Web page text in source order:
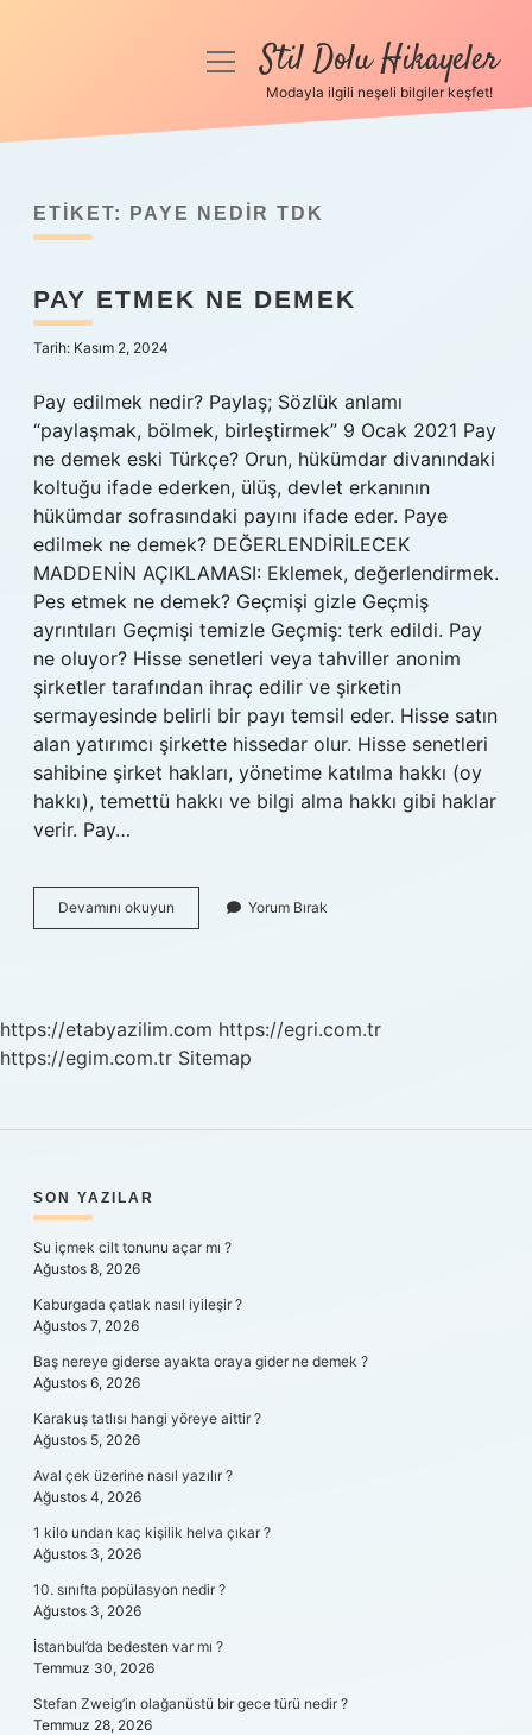
Anasayfa
Yasal Uyarı
Hakkımızda
menüyüStil Dolu Hikayeler
Modayla ilgili neşeli bilgiler keşfet!
ETIKET: PAYE NEDIR TDK
PAY ETMEK NE DEMEK
Tarih: Kasım 2, 2024
Pay edilmek nedir? Paylaş; Sözlük anlamı
“paylaşmak, bölmek, birleştirmek” 9 Ocak 2021 Pay
ne demek eski Türkçe? Orun, hükümdar divanındaki
koltuğu ifade ederken, ülüş, devlet erkanının
hükümdar sofrasındaki payını ifade eder. Paye
edilmek ne demek? DEĞERLENDİRİLECEK
MADDENİN AÇIKLAMASI: Eklemek, değerlendirmek.
Pes etmek ne demek? Geçmişi gizle Geçmiş
ayrıntıları Geçmişi temizle Geçmiş: terk edildi. Pay
ne oluyor? Hisse senetleri veya tahviller anonim
şirketler tarafından ihraç edilir ve şirketin
sermayesinde belirli bir payı temsil eder. Hisse satın
alan yatırımcı şirkette hissedar olur. Hisse senetleri
sahibine şirket hakları, yönetime katılma hakkı (oy
hakkı), temettü hakkı ve bilgi alma hakkı gibi haklar
verir. Pay…
Devamını okuyun
Etmek
Yorum Bırak
https://etabyazilim.com https://egri.com.tr
https://egim.com.tr Sitemap
SIDEBAR
SON YAZILAR
Su içmek cilt tonunu açar mı ?
Ağustos 8, 2026
Kaburgada çatlak nasıl iyileşir ?
Ağustos 7, 2026
Baş nereye giderse ayakta oraya gider ne demek ?
Ağustos 6, 2026
Karakuş tatlısı hangi yöreye aittir ?
Ağustos 5, 2026
Aval çek üzerine nasıl yazılır ?
Ağustos 4, 2026
1 kilo undan kaç kişilik helva çıkar ?
Ağustos 3, 2026
10. sınıfta popülasyon nedir ?
Ağustos 3, 2026
İstanbul’da bedesten var mı ?
Temmuz 30, 2026
Stefan Zweig’in olağanüstü bir gece türü nedir ?
Temmuz 28, 2026